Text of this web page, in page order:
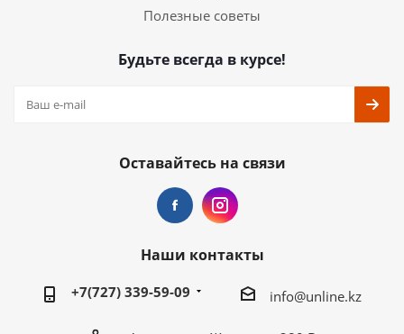
Полезные советы
Будьте всегда в курсе!
Оставайтесь на связи
Наши контакты
+7(727) 339-59-09 info@unline.kz